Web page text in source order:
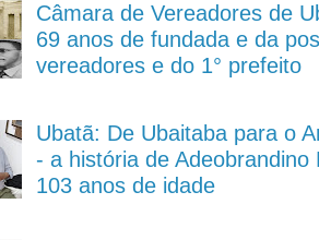
Câmara de Vereadores de
69 anos de fundada e da
vereadores e do 1° prefeito
Ubatã: De Ubaitaba para o
- a história de Adeobrandino
103 anos de idade